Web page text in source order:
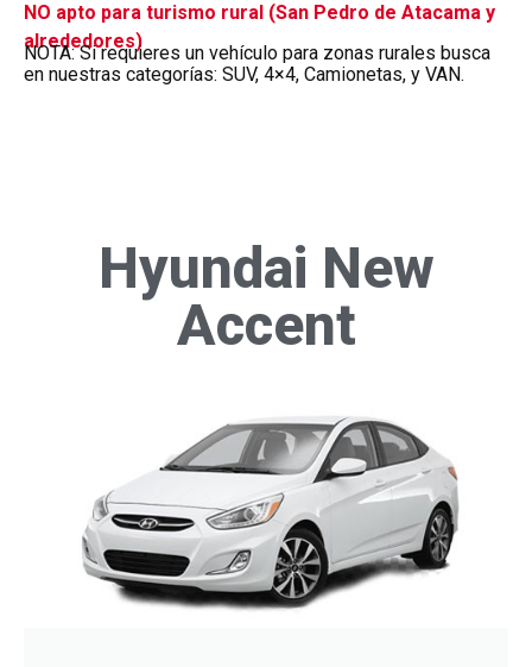
NO apto para turismo rural (San Pedro de Atacama y
alrededores)
NOTA: Si requieres un vehículo para zonas rurales busca
en nuestras categorías: SUV, 4×4, Camionetas, y VAN.
Hyundai New
Accent